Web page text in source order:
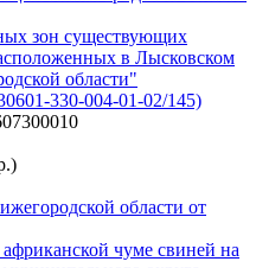
зон существующих
в Лысковском
области"
330-004-01-02/145)
области от
чуме свиней на